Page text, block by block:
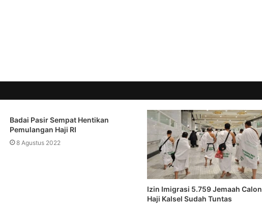
Badai Pasir Sempat Hentikan
Pemulangan Haji RI
8 Agustus 2022
Izin Imigrasi 5.759 Jemaah Calon
Haji Kalsel Sudah Tuntas